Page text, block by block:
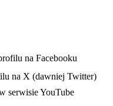
na Facebooku
na X (dawniej Twitter)
serwisie YouTube